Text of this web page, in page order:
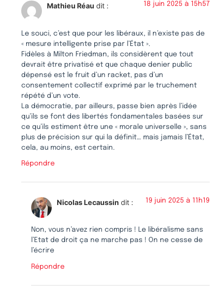
Mathieu Réau dit : 18 juin 2025 à 15h57
Le souci, c’est que pour les libéraux, il n’existe pas de
« mesure intelligente prise par l’État ».
Fidèles à Milton Friedman, ils considèrent que tout
devrait être privatisé et que chaque denier public
dépensé est le fruit d’un racket, pas d’un
consentement collectif exprimé par le truchement
répété d’un vote.
La démocratie, par ailleurs, passe bien après l’idée
qu’ils se font des libertés fondamentales basées sur
ce qu’ils estiment être une « morale universelle », sans
plus de précision sur qui la définit… mais jamais l’État,
cela, au moins, est certain.
Répondre
Nicolas Lecaussin dit : 19 juin 2025 à 11h19
Non, vous n’avez rien compris ! Le libéralisme sans
l’Etat de droit ça ne marche pas ! On ne cesse de
l’écrire
Répondre